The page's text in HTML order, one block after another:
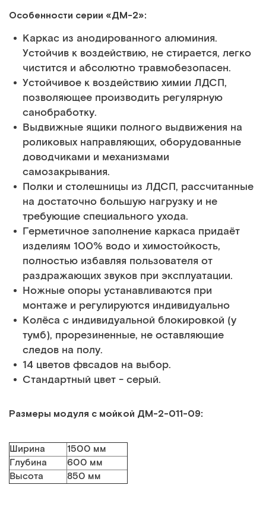
Особенности серии «ДМ-2»:
Каркас из анодированного алюминия.
Устойчив к воздействию, не стирается, легко
чистится и абсолютно травмобезопасен.
Устойчивое к воздействию химии ЛДСП,
позволяющее производить регулярную
санобработку.
Выдвижные ящики полного выдвижения на
роликовых направляющих, оборудованные
доводчиками и механизмами
самозакрывания.
Полки и столешницы из ЛДСП, рассчитанные
на достаточно большую нагрузку и не
требующие специального ухода.
Герметичное заполнение каркаса придаёт
изделиям 100% водо и химостойкость,
полностью избавляя пользователя от
раздражающих звуков при эксплуатации.
Ножные опоры устанавливаются при
монтаже и регулируются индивидуально
Колёса с индивидуальной блокировкой (у
тумб), прорезиненные, не оставляющие
следов на полу.
14 цветов фвсадов на выбор.
Стандартный цвет - серый.
Размеры модуля с мойкой ДМ-2-011-09:
Ширина
1500 мм
Глубина
600 мм
Высота
850 мм